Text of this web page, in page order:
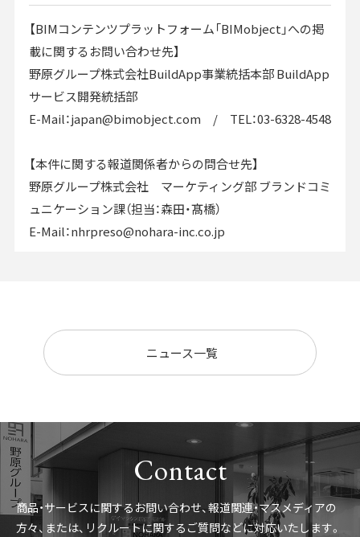
【BIMコンテンツプラットフォーム「BIMobject」への掲
載に関するお問い合わせ先】
野原グループ株式会社BuildApp事業統括本部 BuildApp
サービス開発統括部
E-Mail：japan@bimobject.com / TEL：03-6328-4548
【本件に関する報道関係者からの問合せ先】
野原グループ株式会社 マーケティング部 ブランドコミ
ュニケーション課（担当：森田・髙橋）
E-Mail：nhrpreso@nohara-inc.co.jp
ニュース一覧
Contact
商品・サービスに関するお問い合わせ、報道関連・マスメディアの
方々、 または、リクルートに関するご質問などに対応いたします。